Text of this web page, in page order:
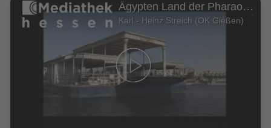
Ägypten Land der Pharaonen - Teil 1
Karl - Heinz Streich (OK Gießen)